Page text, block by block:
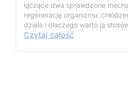
łączące dwa sprawdzone
regenerację organizmu:
działa i dlaczego warto ją
Czytaj całość